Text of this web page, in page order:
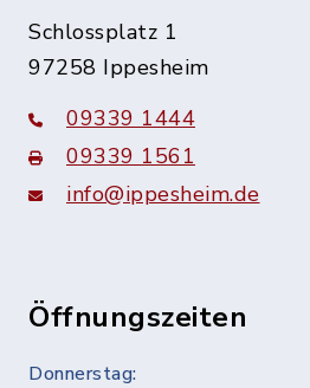
Schlossplatz 1
97258 Ippesheim
09339 1444
09339 1561
info@ippesheim.de
Öffnungszeiten
Donnerstag: